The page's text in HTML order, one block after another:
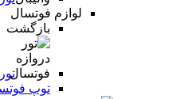
لوازم فوتسال
بازگشت
توپ